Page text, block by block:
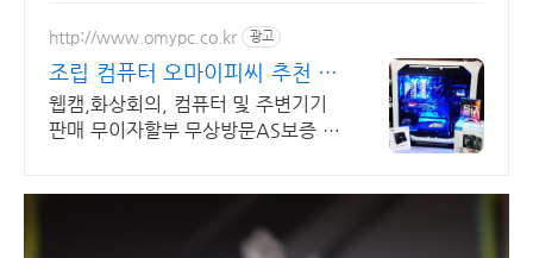
http://www.omypc.co.kr 광고
조립 컴퓨터 오마이피씨 추천 믿
을수 있는 24년차 쇼핑몰
웹캠,화상회의, 컴퓨터 및 주변기기
판매 무이자할부 무상방문AS보증 전